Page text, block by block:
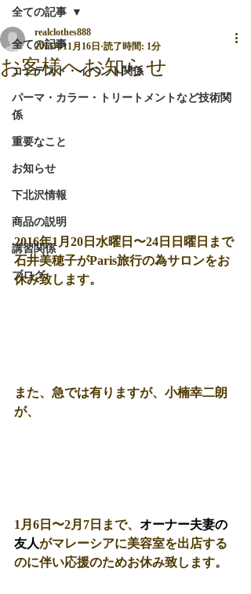
全ての記事
コンテスト・イベント関係
パーマ・カラー・トリートメントなど技術関
係
重要なこと
お知らせ
下北沢情報
商品の説明
講習関係
ブログ
全ての記事
お客様へお知らせ
realclothes888
2015年11月16日 読了時間: 1分
2016年1月20日水曜日〜24日日曜日まで
石井美穂子がParis旅行の為サロンをお
休み致します。
また、急では有りますが、小楠幸二朗
が、
1月6日〜2月7日まで、 オーナー夫妻の
友人がマレーシアに美容室を出店する
のに伴い応援のためお休み致します。